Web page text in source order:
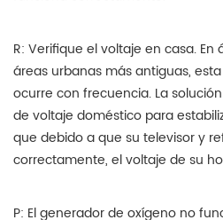
R: Verifique el voltaje en casa.
áreas urbanas más antiguas,
ocurre con frecuencia. La
de voltaje doméstico para
que debido a que su televisor y
correctamente, el voltaje de su
P: El generador de oxígeno no